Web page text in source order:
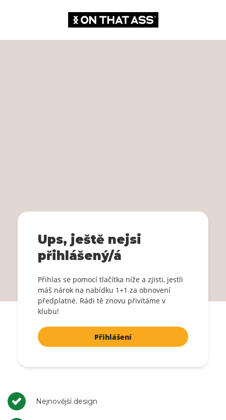
1+1 ZDARMA ponožky
Potvrzením souhlasíš seObecnými podmínkami
Ups, ještě nejsi
přihlášený/á
Přihlas se pomocí tlačítka níže a zjisti, jestli
máš nárok na nabídku 1+1 za obnovení
předplatné. Rádi tě znovu přivítáme v
klubu!
Přihlášení
Nejnovější design